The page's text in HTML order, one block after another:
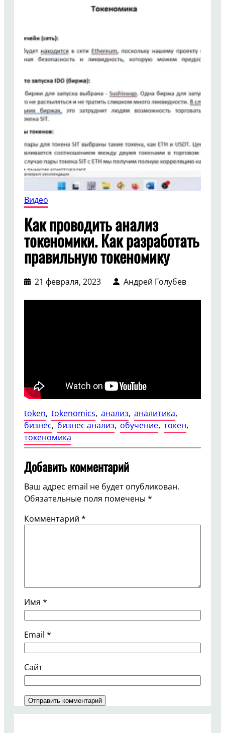
Видео
Как проводить анализ
токеномики. Как разработать
правильную токеномику
21 февраля, 2023 Андрей Голубев
token, tokenomics, анализ, аналитика,
бизнес, бизнес анализ, обучение, токен,
токеномика
Добавить комментарий
Ваш адрес email не будет опубликован.
Обязательные поля помечены *
Комментарий *
Имя *
Email *
Сайт